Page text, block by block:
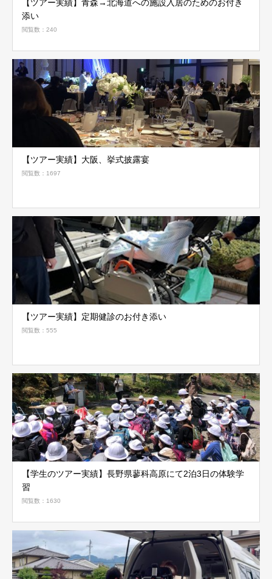
【ツアー実績】青森→北海道への施設入居のためのお付き
添い
閲覧数：240
【ツアー実績】大阪、挙式披露宴
閲覧数：1697
【ツアー実績】定期健診のお付き添い
閲覧数：555
【学生のツアー実績】長野県蓼科高原にて2泊3日の体験学
習
閲覧数：1630